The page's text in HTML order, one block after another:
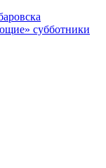
субботники